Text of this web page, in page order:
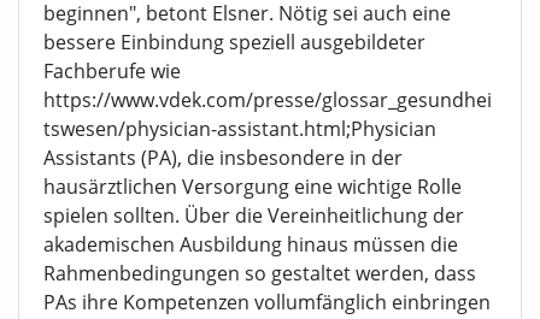
beginnen", betont Elsner. Nötig sei auch eine
bessere Einbindung speziell ausgebildeter
Fachberufe wie
https://www.vdek.com/presse/glossar_gesundhei
tswesen/physician-assistant.html;Physician
Assistants (PA), die insbesondere in der
hausärztlichen Versorgung eine wichtige Rolle
spielen sollten. Über die Vereinheitlichung der
akademischen Ausbildung hinaus müssen die
Rahmenbedingungen so gestaltet werden, dass
PAs ihre Kompetenzen vollumfänglich einbringen